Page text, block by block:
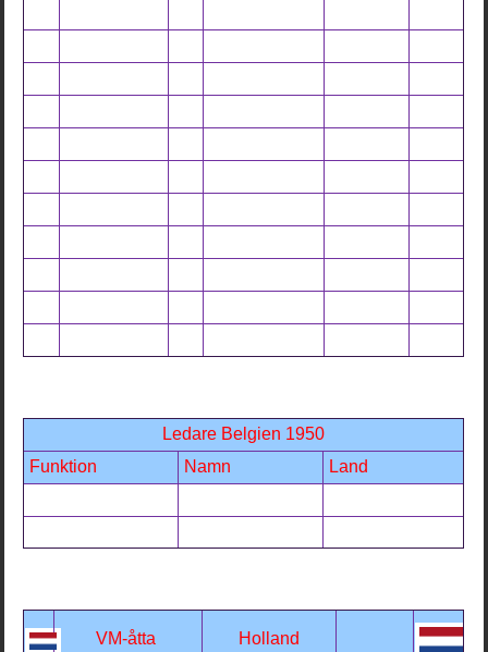
Ledare Belgien 1950
Funktion
Namn Land
VM-åtta Holland